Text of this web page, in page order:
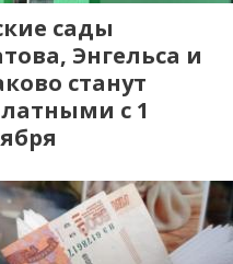
сады
Энгельса и
станут
с 1